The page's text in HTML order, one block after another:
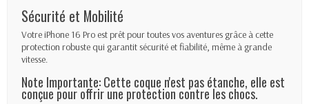
Sécurité et Mobilité
Votre iPhone 16 Pro est prêt pour toutes vos aventures grâce à cette
protection robuste qui garantit sécurité et fiabilité, même à grande
vitesse.
Note Importante: Cette coque n'est pas étanche, elle est
conçue pour offrir une protection contre les chocs.